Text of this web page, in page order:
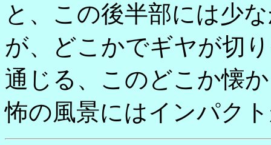
と、この後半部には少
が、どこかでギヤが切
通じる、このどこか懐
怖の風景にはインパク